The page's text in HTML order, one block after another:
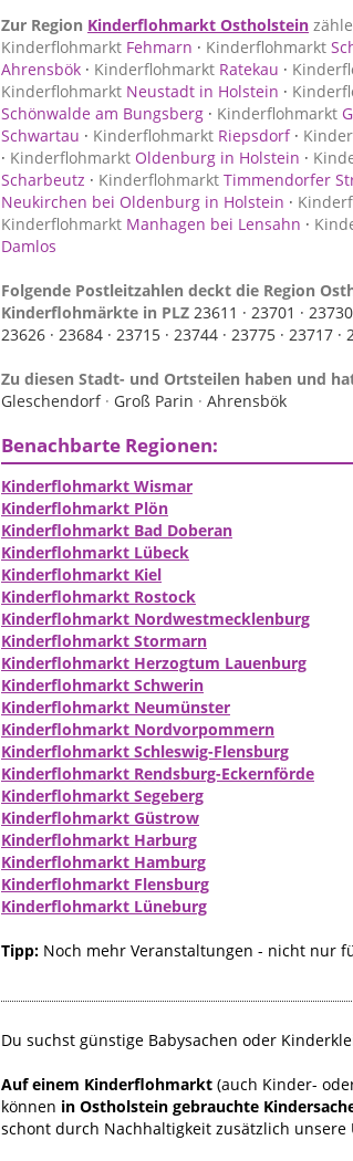
Zur Region Kinderflohmarkt Ostholstein
Kinderflohmarkt Fehmarn · Kinderflohmarkt
Ahrensbök · Kinderflohmarkt Ratekau ·
Kinderflohmarkt Neustadt in Holstein ·
Schönwalde am Bungsberg · Kinderflohmarkt
Schwartau · Kinderflohmarkt Riepsdorf·
· Kinderflohmarkt Oldenburg in Holstein ·
Scharbeutz · Kinderflohmarkt Timmendorfer
Neukirchen bei Oldenburg in Holstein ·
Kinderflohmarkt Manhagen bei Lensahn ·
Damlos
Folgende Postleitzahlen deckt die Region
Kinderflohmärkte in PLZ 23611 · 23701 · 23730
23626 · 23684 · 23715 · 23744 · 23775 · 23717 ·
Zu diesen Stadt- und Ortsteilen haben und
Gleschendorf· Groß Parin · Ahrensbök
Benachbarte Regionen:
Kinderflohmarkt Wismar
Kinderflohmarkt Plön
Kinderflohmarkt Bad Doberan
Kinderflohmarkt Lübeck
Kinderflohmarkt Kiel
Kinderflohmarkt Rostock
Kinderflohmarkt Nordwestmecklenburg
Kinderflohmarkt Stormarn
Kinderflohmarkt Herzogtum Lauenburg
Kinderflohmarkt Schwerin
Kinderflohmarkt Neumünster
Kinderflohmarkt Nordvorpommern
Kinderflohmarkt Schleswig-Flensburg
Kinderflohmarkt Rendsburg-Eckernförde
Kinderflohmarkt Segeberg
Kinderflohmarkt Güstrow
Kinderflohmarkt Harburg
Kinderflohmarkt Hamburg
Kinderflohmarkt Flensburg
Kinderflohmarkt Lüneburg
Tipp: Noch mehr Veranstaltungen - nicht nur
Du suchst günstige Babysachen oder
Auf einem Kinderflohmarkt (auch Kinder-
können in Ostholstein gebrauchte
schont durch Nachhaltigkeit zusätzlich